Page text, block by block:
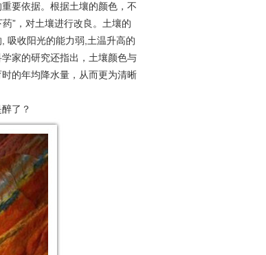
要依据。根据土壤的颜色，不
”，对土壤进行改良。土壤的
吸收阳光的能力弱,土温升高的
家的研究还指出，土壤颜色与
的年均降水量，从而更为清晰
了？